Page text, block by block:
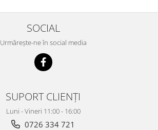
SOCIAL
Urmărește-ne în social media
SUPORT CLIENȚI
Luni - Vineri 11:00 - 16:00
0726 334 721